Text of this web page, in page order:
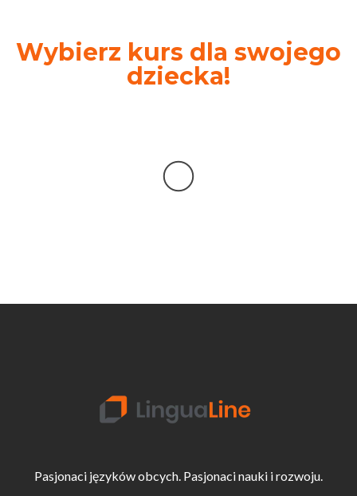
Wybierz kurs dla swojego
dziecka!
Pasjonaci języków obcych. Pasjonaci nauki i rozwoju.